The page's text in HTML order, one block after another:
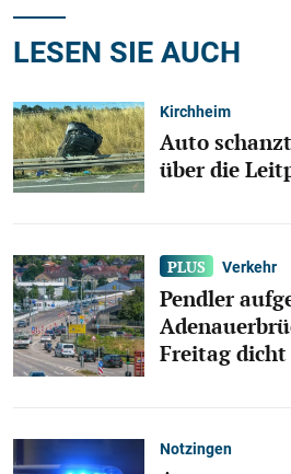
LESEN SIE AUCH
Kirchheim
Auto
über die
Verkehr
Pendler
Freitag dicht
Notzingen